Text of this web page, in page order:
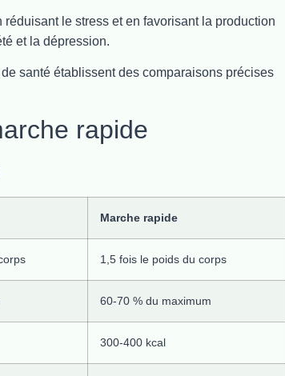
le stress et en favorisant la production
et la dépression.
santé établissent des comparaisons précises
rapide
Marche rapide
1,5 fois le poids du corps
60-70 % du maximum
300-400 kcal